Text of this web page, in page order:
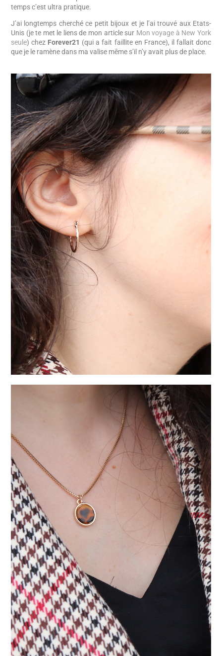
temps c’est ultra pratique.
J’ai longtemps cherché ce petit bijoux et je l’ai trouvé aux Etats-
Unis (je te met le liens de mon article sur Mon voyage à New York
seule) chez Forever21 (qui a fait faillite en France), il fallait donc
que je le ramène dans ma valise même s’il n’y avait plus de place.